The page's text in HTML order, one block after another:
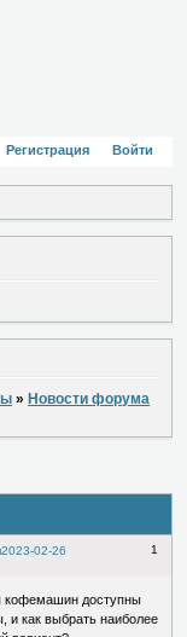
Регистрация Войти
»Новости форума
1
2023-02-26
кофемашин доступны
и как выбрать наиболее